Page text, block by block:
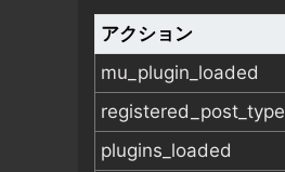
アクション
mu_plugin_loaded
registered_post_type
plugins_loaded